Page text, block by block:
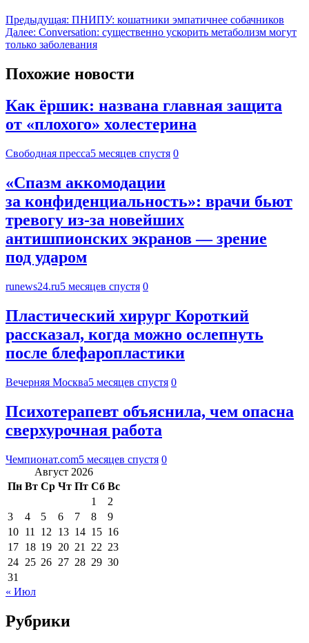
Предыдущая: ПНИПУ: кошатники эмпатичнее собачников
Далее: Conversation: существенно ускорить метаболизм могут
только заболевания
Похожие новости
Как ёршик: названа главная защита
от «плохого» холестерина
Свободная пресса5 месяцев спустя 0
«Спазм аккомодации
за конфиденциальность»: врачи бьют
тревогу из-за новейших
антишпионских экранов — зрение
под ударом
runews24.ru5 месяцев спустя 0
Пластический хирург Короткий
рассказал, когда можно ослепнуть
после блефаропластики
Вечерняя Москва5 месяцев спустя 0
Психотерапевт объяснила, чем опасна
сверхурочная работа
Чемпионат.com5 месяцев спустя 0
Август 2026
Пн Вт Ср Чт Пт Сб Вс
1
2
3
4 5 6 7 8
9
10 11 12 13 14 15 16
17 18 19 20 21 22 23
24 25 26 27 28 29 30
31
« Июл
Рубрики